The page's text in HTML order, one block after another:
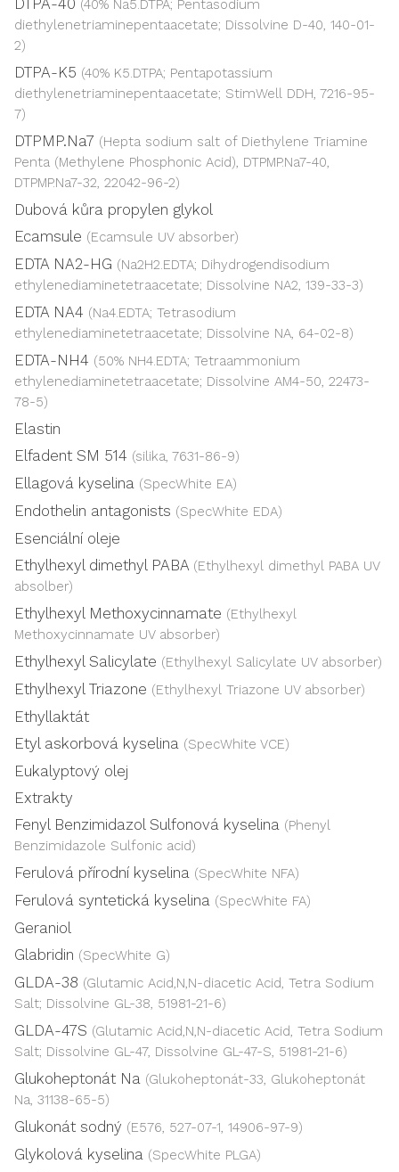
DTPA-40 (40% Na5.DTPA; Pentasodium
diethylenetriaminepentaacetate; Dissolvine D-40, 140-01-
2)
DTPA-K5 (40% K5.DTPA; Pentapotassium
diethylenetriaminepentaacetate; StimWell DDH, 7216-95-
7)
DTPMP.Na7 (Hepta sodium salt of Diethylene Triamine
Penta (Methylene Phosphonic Acid), DTPMP.Na7-40,
DTPMP.Na7-32, 22042-96-2)
Dubová kůra propylen glykol
Ecamsule (Ecamsule UV absorber)
EDTA NA2-HG (Na2H2.EDTA; Dihydrogendisodium
ethylenediaminetetraacetate; Dissolvine NA2, 139-33-3)
EDTA NA4 (Na4.EDTA; Tetrasodium
ethylenediaminetetraacetate; Dissolvine NA, 64-02-8)
EDTA-NH4 (50% NH4.EDTA; Tetraammonium
ethylenediaminetetraacetate; Dissolvine AM4-50, 22473-
78-5)
Elastin
Elfadent SM 514 (silika, 7631-86-9)
Ellagová kyselina (SpecWhite EA)
Endothelin antagonists (SpecWhite EDA)
Esenciální oleje
Ethylhexyl dimethyl PABA (Ethylhexyl dimethyl PABA UV
absolber)
Ethylhexyl Methoxycinnamate (Ethylhexyl
Methoxycinnamate UV absorber)
Ethylhexyl Salicylate (Ethylhexyl Salicylate UV absorber)
Ethylhexyl Triazone (Ethylhexyl Triazone UV absorber)
Ethyllaktát
Etyl askorbová kyselina (SpecWhite VCE)
Eukalyptový olej
Extrakty
Fenyl Benzimidazol Sulfonová kyselina (Phenyl
Benzimidazole Sulfonic acid)
Ferulová přírodní kyselina (SpecWhite NFA)
Ferulová syntetická kyselina (SpecWhite FA)
Geraniol
Glabridin (SpecWhite G)
GLDA-38 (Glutamic Acid,N,N-diacetic Acid, Tetra Sodium
Salt; Dissolvine GL-38, 51981-21-6)
GLDA-47S (Glutamic Acid,N,N-diacetic Acid, Tetra Sodium
Salt; Dissolvine GL-47, Dissolvine GL-47-S, 51981-21-6)
Glukoheptonát Na (Glukoheptonát-33, Glukoheptonát
Na, 31138-65-5)
Glukonát sodný (E576, 527-07-1, 14906-97-9)
Glykolová kyselina (SpecWhite PLGA)